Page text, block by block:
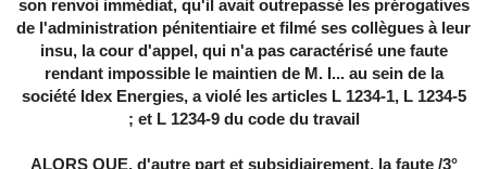
son renvoi immédiat, qu'il avait outrepassé les prérogatives
de l'administration pénitentiaire et filmé ses collègues à leur
insu, la cour d'appel, qui n'a pas caractérisé une faute
rendant impossible le maintien de M. I... au sein de la
société Idex Energies, a violé les articles L 1234-1, L 1234-5
et L 1234-9 du code du travail ;
3°/ ALORS QUE, d'autre part et subsidiairement, la faute